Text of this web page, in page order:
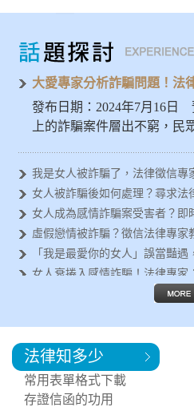
發揮大愛精神避免被詐騙，徵信
女人容易被金錢詐騙？法律徵信
大愛專家分析詐騙問題！法
發布日期：2024年7月16日
上的詐騙案件層出不窮，民
我是女人被詐騙了，法律徵信專
女人被詐騙後如何處理？尋求法
女人成為感情詐騙案受害者？即
虛假戀情被詐騙？徵信法律專家
「我是最愛你的女人」誤當豔遇
女人衰捲入感情詐騙！法律專家
遇到行車糾紛怎麼辦？法律專家
鄰居每天製造噪音讓您受不了！
突然遇到法律問題，該如何尋求
需要專業的法律諮詢，何處可以
法律知多少
常用表單格式下載
存證信函的功用